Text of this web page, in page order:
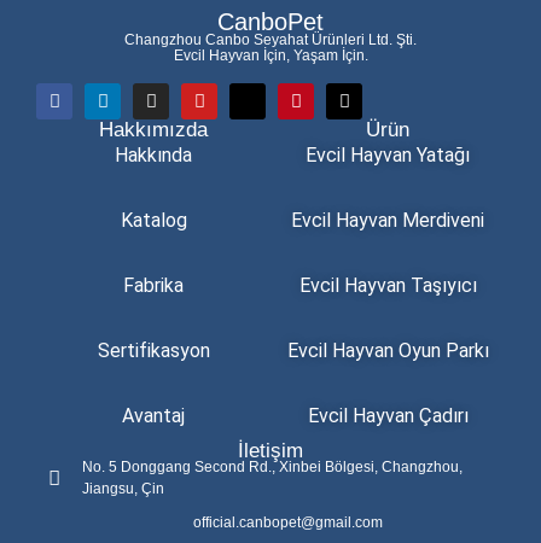
CanboPet
Changzhou Canbo Seyahat Ürünleri Ltd. Şti.
Evcil Hayvan İçin, Yaşam İçin.
Hakkımızda
Hakkında
Katalog
Fabrika
Sertifikasyon
Avantaj
Ürün
Evcil Hayvan Yatağı
Evcil Hayvan Merdiveni
Evcil Hayvan Taşıyıcı
Evcil Hayvan Oyun Parkı
Evcil Hayvan Çadırı
İletişim
No. 5 Donggang Second Rd., Xinbei Bölgesi, Changzhou,
Jiangsu, Çin
official.canbopet@gmail.com